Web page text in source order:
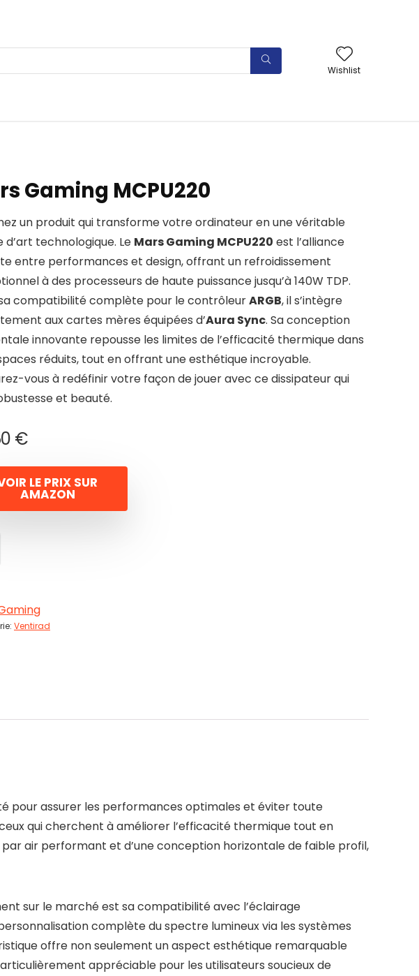
Wishlist
Gaming MCPU220
un produit qui transforme votre ordinateur en une véritable
technologique. Le Mars Gaming MCPU220 est l’alliance
entre performances et design, offrant un refroidissement
à des processeurs de haute puissance jusqu’à 140W TDP.
compatibilité complète pour le contrôleurARGB, il s’intègre
aux cartes mères équipées d’Aura Sync. Sa conception
innovante repousse les limites de l’efficacité thermique dans
réduits, tout en offrant une esthétique incroyable.
vous à redéfinir votre façon de jouer avec ce dissipateur qui
et beauté.
€
LE PRIX SUR
AMAZON
Ventirad
pour assurer les performances optimales et éviter toute
qui cherchent à améliorer l’efficacité thermique tout en
air performant et d’une conception horizontale de faible profil,
sur le marché est sa compatibilité avec l’éclairage
complète du spectre lumineux via les systèmes
offre non seulement un aspect esthétique remarquable
appréciable pour les utilisateurs soucieux de